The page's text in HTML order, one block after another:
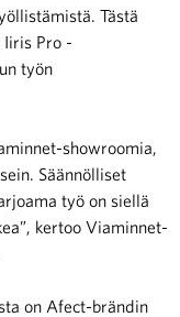
Tästä
Iiris Pro -
työn
showroomia,
Säännölliset
työ on siellä
kertoo Viaminnet-
on Afect-brändin